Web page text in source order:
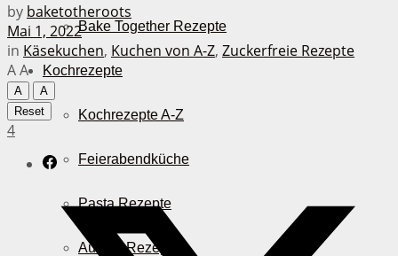
Bake Together Rezepte
Kochrezepte
Kochrezepte A-Z
Feierabendküche
Pasta Rezepte
Auflauf Rezepte
by baketotheroots
Mai 1, 2022
in Käsekuchen, Kuchen von A-Z, Zuckerfreie Rezepte
AA
A
A
Reset
4